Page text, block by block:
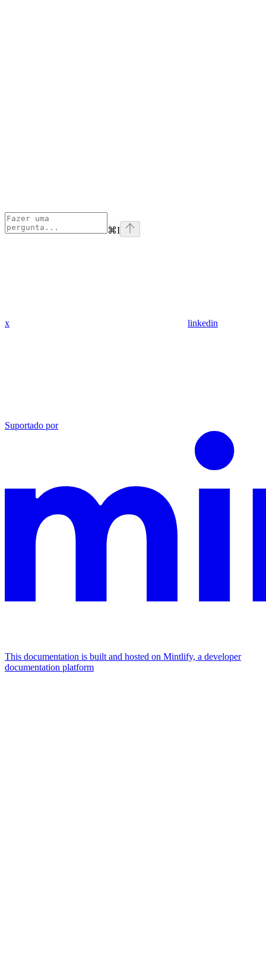
⌘I
x linkedin
Suportado por
This documentation is built and hosted on Mintlify, a developer
documentation platform